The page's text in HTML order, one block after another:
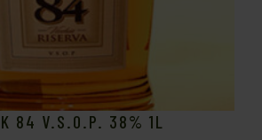
84 V.S.O.P. 38% 1L